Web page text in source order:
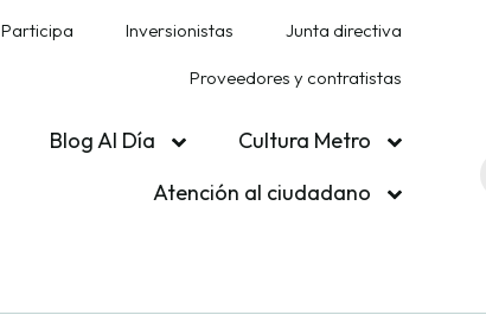
Participa Inversionistas Junta directiva
Proveedores y contratistas
Blog Al Día
Cultura Metro
Atención al ciudadano